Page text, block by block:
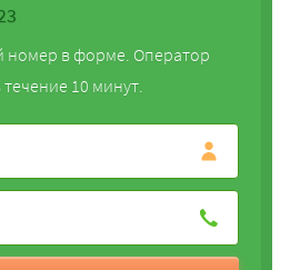
номер в форме. Оператор
10 минут.